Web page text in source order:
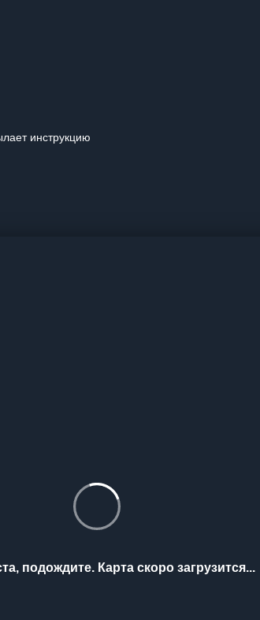
инструкцию
подождите. Карта скоро загрузится...